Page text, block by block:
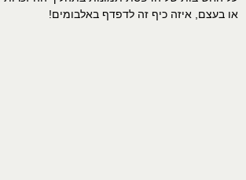
או בעצם, איזה כיף זה לדפדף באלבומים!